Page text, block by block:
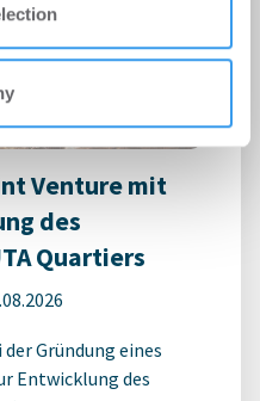
Venture mit
des
Quartiers
Gründung eines
Entwicklung des